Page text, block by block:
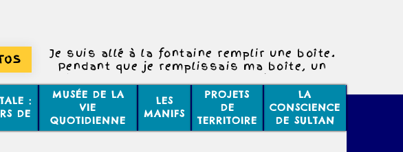
Je suis allé à la fontaine remplir une boîte.
Pendant que je remplissais ma boîte, un
homme plantait un poteau à côté de la
fontaine.
Ca ne vous étonne pas que deux évènements
aussi différents puissent se passer en même
temps ?
:
DE
MUSÉE DE LA
VIE
QUOTIDIENNE
LES
MANIFS
PROJETS
DE
TERRITOIRE
LA
CONSCIENCE
DE SULTAN